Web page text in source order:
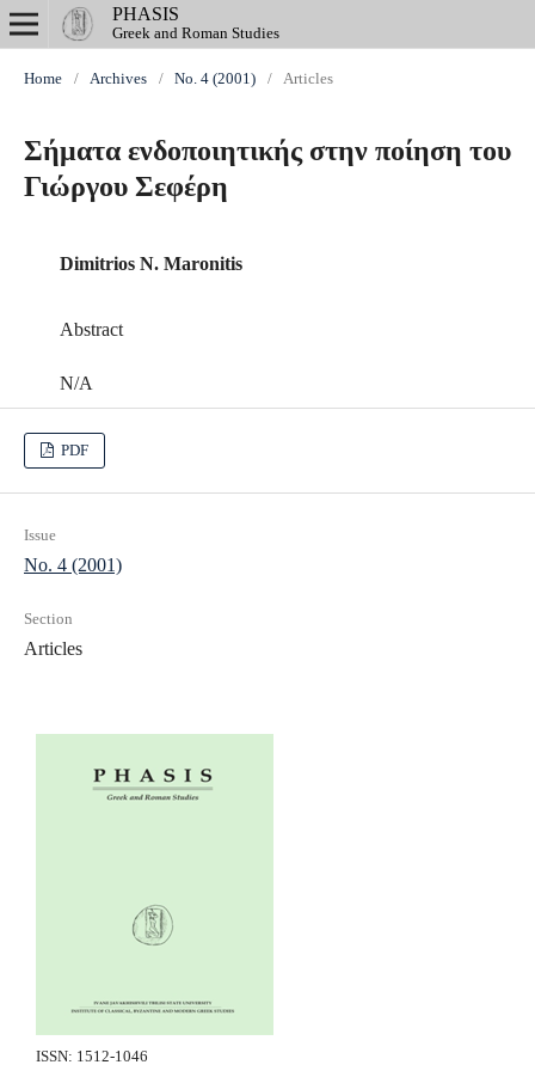
PHASIS
Greek and Roman Studies
Home / Archives / No. 4 (2001) / Articles
Σήματα ενδοποιητικής στην ποίηση του
Γιώργου Σεφέρη
Dimitrios N. Maronitis
Abstract
N/A
PDF
Issue
No. 4 (2001)
Section
Articles
ISSN: 1512-1046